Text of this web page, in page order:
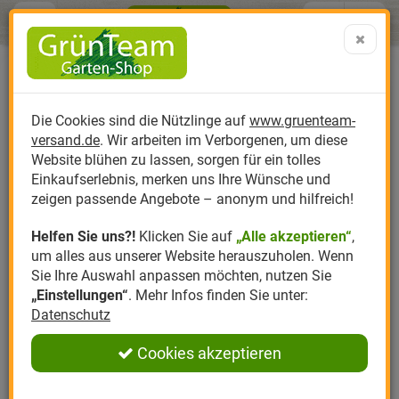
Produktkatalog
Anzucht
Dünger
Erde
Kompost
Pflanzenstärkung
Nützlinge Nützlinge gegen
Nützlingsarten
Nützlingsförderung
Nützlingszubehör
Hersteller
Biplantol
Felco
Gloria
Greenfield
Romberg
Themenwelt
Gemüsegarten
Rasen
Rosen
Ziergarten
Kräutergarten
Ratgeber
Aktuelle Themen
Schädlinge aktuell
Angebote
Sparsets / Set-
Angebote
0 ARTIKEL IM WARENKORB
Ergebnisse () Fertig
Menü Search
Die Cookies sind die Nützlinge auf www.gruenteam-
versand.de. Wir arbeiten im Verborgenen, um diese
Website blühen zu lassen, sorgen für ein tolles
Einkaufserlebnis, merken uns Ihre Wünsche und
zeigen passende Angebote – anonym und hilfreich!
Helfen Sie uns?! Klicken Sie auf „Alle akzeptieren“,
um alles aus unserer Website herauszuholen. Wenn
Sie Ihre Auswahl anpassen möchten, nutzen Sie
„Einstellungen“. Mehr Infos finden Sie unter:
Datenschutz
Cookies akzeptieren